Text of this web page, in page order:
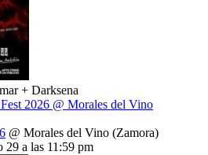
+ Darksena
2026 @ Morales del Vino
@ Morales del Vino (Zamora)
29 a las 11:59 pm